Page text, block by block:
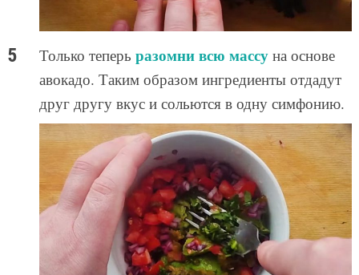
Только теперь разомни всю массуна основе
авокадо. Таким образом ингредиенты отдадут
друг другу вкус и сольются в одну симфонию.